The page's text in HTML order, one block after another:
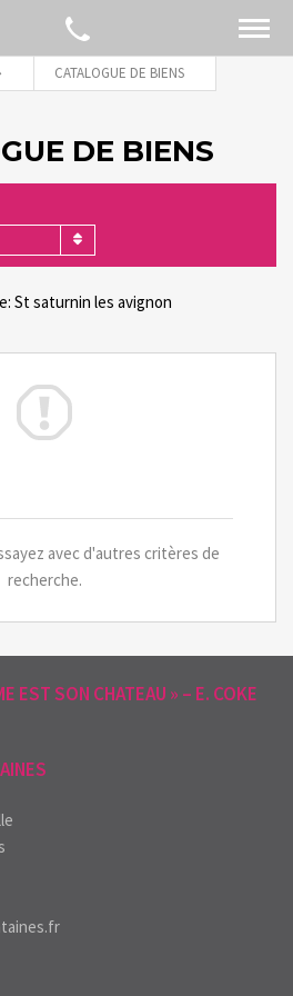
CATALOGUE DE BIENS
DE BIENS
St saturnin les avignon
avec d'autres critères de
recherche.
EST SON CHATEAU » – E. COKE